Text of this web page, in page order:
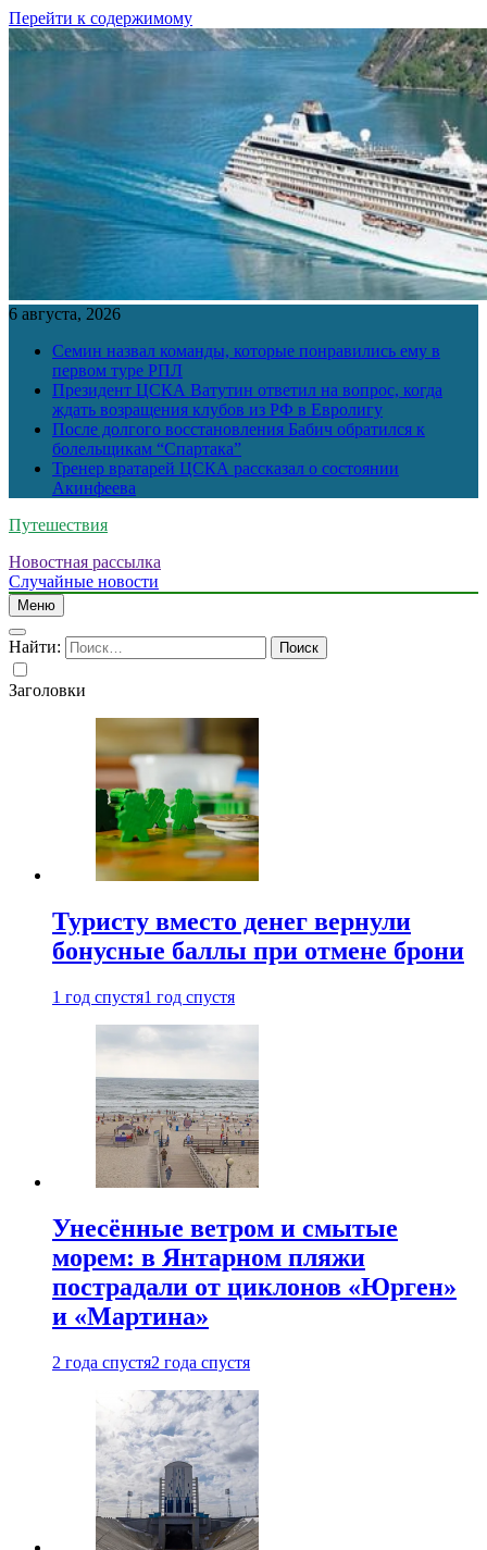
Перейти к содержимому
6 августа, 2026
Семин назвал команды, которые понравились ему в
первом туре РПЛ
Президент ЦСКА Ватутин ответил на вопрос, когда
ждать возращения клубов из РФ в Евролигу
После долгого восстановления Бабич обратился к
болельщикам “Спартака”
Тренер вратарей ЦСКА рассказал о состоянии
Акинфеева
Путешествия
Новостная рассылка
Случайные новости
Меню
Найти:
Заголовки
Туристу вместо денег вернули
бонусные баллы при отмене брони
1 год спустя1 год спустя
Унесённые ветром и смытые
морем: в Янтарном пляжи
пострадали от циклонов «Юрген»
и «Мартина»
2 года спустя2 года спустя